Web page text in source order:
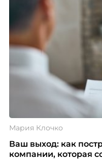
Мария Клочко
Ваш выход: как
компании, которая